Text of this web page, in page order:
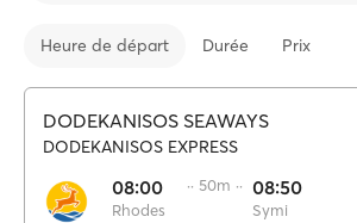
Heure de départ Durée Prix
DODEKANISOS SEAWAYS
DODEKANISOS EXPRESS
08:00
Rhodes
·· 50m ·· 08:50
Symi